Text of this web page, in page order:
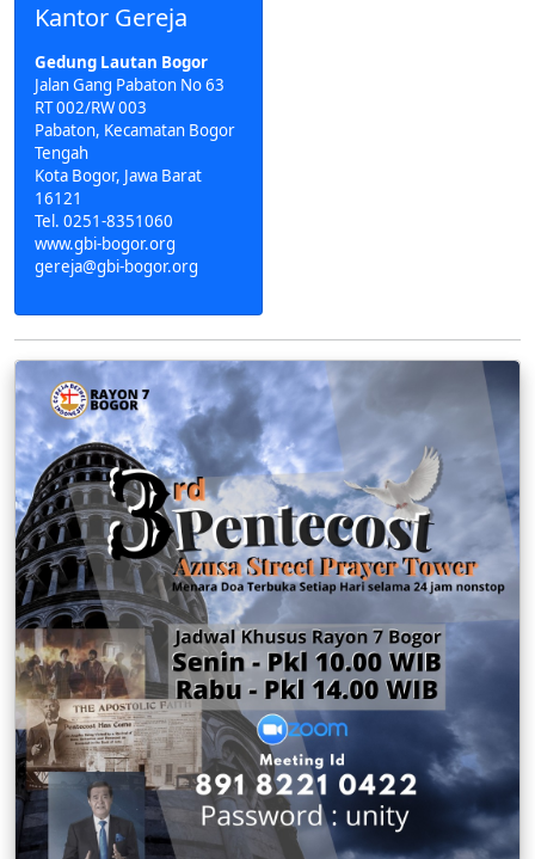
Kantor Gereja
Gedung Lautan Bogor
Jalan Gang Pabaton No 63
RT 002/RW 003
Pabaton, Kecamatan Bogor
Tengah
Kota Bogor, Jawa Barat
16121
Tel. 0251-8351060
www.gbi-bogor.org
gereja@gbi-bogor.org